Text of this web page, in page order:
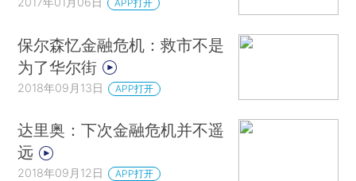
APP打开
保尔森忆金融危机：救市不是
为了华尔街
2018年09月13日 APP打开
达里奥：下次金融危机并不遥
远
2018年09月12日 APP打开